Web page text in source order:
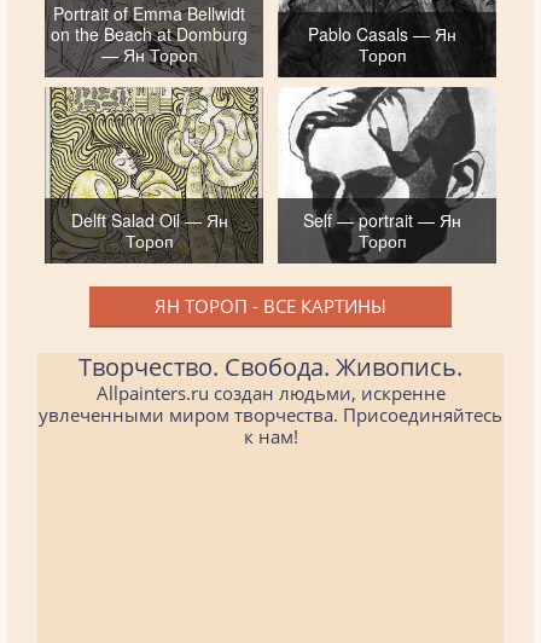
Portrait of Emma Bellwidt
on the Beach at Domburg
— Ян Тороп
Pablo Casals — Ян
Тороп
Delft Salad Oil — Ян
Тороп
Self — portrait — Ян
Тороп
ЯН ТОРОП - ВСЕ КАРТИНЫ
Творчество. Свобода. Живопись.
Allpainters.ru создан людьми, искренне
увлеченными миром творчества. Присоединяйтесь
к нам!